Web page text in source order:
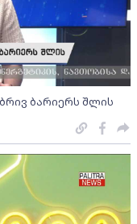
ბარიერს შლის